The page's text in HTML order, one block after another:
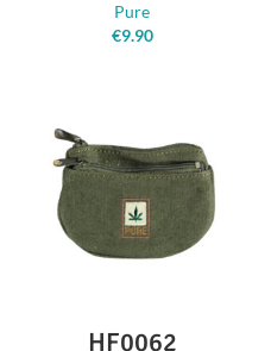
Pure
€9.90
HF0062